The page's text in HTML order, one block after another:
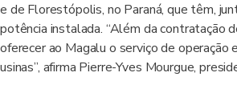
e de Florestópolis, no Paraná, que têm,
potência instalada. “Além da contratação
oferecer ao Magalu o serviço de operação
usinas”, afirma Pierre-Yves Mourgue,